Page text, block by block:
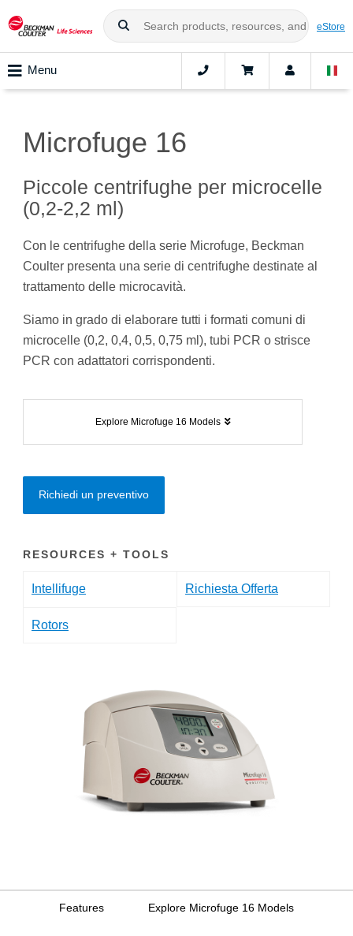
eStore
Menu
Microfuge 16
Piccole centrifughe per microcelle
(0,2-2,2 ml)
Con le centrifughe della serie Microfuge, Beckman
Coulter presenta una serie di centrifughe destinate al
trattamento delle microcavità.
Siamo in grado di elaborare tutti i formati comuni di
microcelle (0,2, 0,4, 0,5, 0,75 ml), tubi PCR o strisce
PCR con adattatori corrispondenti.
Explore Microfuge 16 Models
Richiedi un preventivo
RESOURCES + TOOLS
Intellifuge Richiesta Offerta
Rotors
Features Explore Microfuge 16 Models